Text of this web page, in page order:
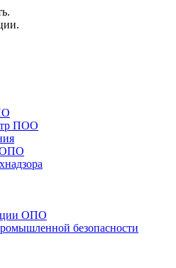
ПОО
ОПО
ОПО
безопасности